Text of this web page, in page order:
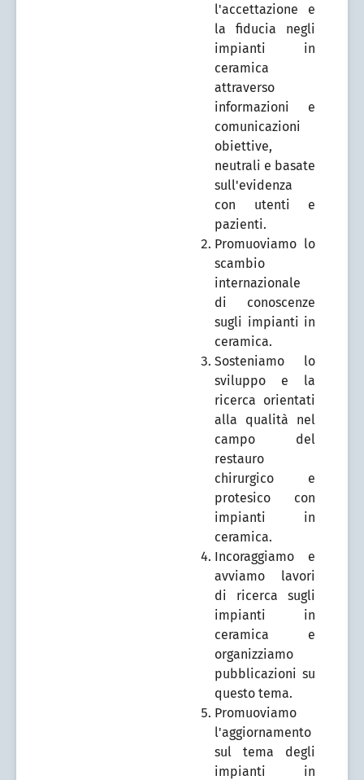
l'accettazione e
la fiducia negli
impianti in
ceramica
attraverso
informazioni e
comunicazioni
obiettive,
neutrali e basate
sull'evidenza
con utenti e
pazienti.
Promuoviamo lo
scambio
internazionale
di conoscenze
sugli impianti in
ceramica.
Sosteniamo lo
sviluppo e la
ricerca orientati
alla qualità nel
campo del
restauro
chirurgico e
protesico con
impianti in
ceramica.
Incoraggiamo e
avviamo lavori
di ricerca sugli
impianti in
ceramica e
organizziamo
pubblicazioni su
questo tema.
Promuoviamo
l'aggiornamento
sul tema degli
impianti in